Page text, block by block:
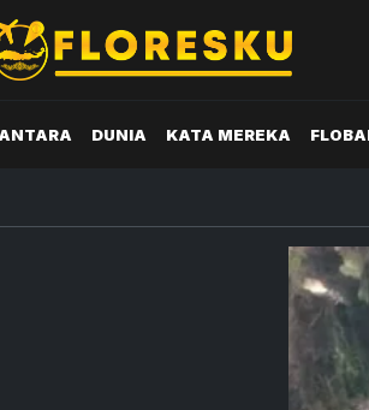
DUNIA KATA MEREKA